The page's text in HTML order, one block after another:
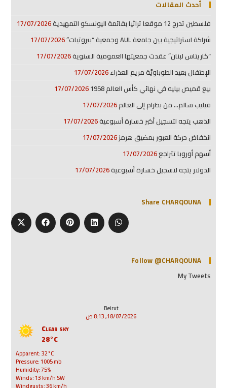
أحدث المقالات
فلسطين تدرج 12 موقعا تراثيا بقائمة اليونسكو التمهيدية
17/07/2026
شراكة استراتيجية بين جامعة AUL وجمعية “بيروتيات”
17/07/2026
“كاريتاس لبنان” عقدت جمعيتها العمومية السنوية17/07/2026
الإحتفال بعيد الطوباويَّة مريم العذراء17/07/2026
بيع قميص بيليه في نهائي كأس العالم 1958
17/07/2026
فيليب سالم… من بطرام إلى العالم17/07/2026
الذهب يتجه لتسجيل أكبر خسارة أسبوعية17/07/2026
انخفاض حركة العبور بمضيق هرمز17/07/2026
أسهم أوروبا تتراجع17/07/2026
الدولار يتجه لتسجيل خسارة أسبوعية17/07/2026
Share CHARQOUNA
Follow @CHARQOUNA
My Tweets
Beirut
18/07/2026, 8:13 ص
Clear sky
28°C
Apparent: 32°C
Pressure: 1005 mb
Humidity: 75%
Winds: 13 km/h SW